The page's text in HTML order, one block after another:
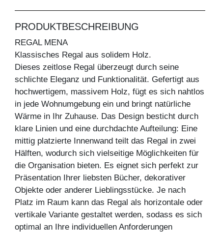
PRODUKTBESCHREIBUNG
REGAL MENA
Klassisches Regal aus solidem Holz.
Dieses zeitlose Regal überzeugt durch seine
schlichte Eleganz und Funktionalität. Gefertigt aus
hochwertigem, massivem Holz, fügt es sich nahtlos
in jede Wohnumgebung ein und bringt natürliche
Wärme in Ihr Zuhause. Das Design besticht durch
klare Linien und eine durchdachte Aufteilung: Eine
mittig platzierte Innenwand teilt das Regal in zwei
Hälften, wodurch sich vielseitige Möglichkeiten für
die Organisation bieten. Es eignet sich perfekt zur
Präsentation Ihrer liebsten Bücher, dekorativer
Objekte oder anderer Lieblingsstücke. Je nach
Platz im Raum kann das Regal als horizontale oder
vertikale Variante gestaltet werden, sodass es sich
optimal an Ihre individuellen Anforderungen